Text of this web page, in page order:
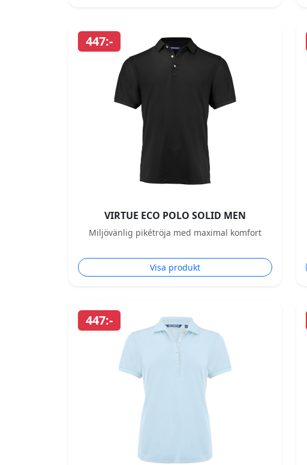
447:-
VIRTUE ECO POLO SOLID MEN
Miljövänlig pikétröja med maximal komfort
Visa produkt
447:-